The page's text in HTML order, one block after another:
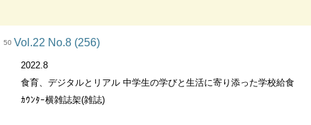
50 Vol.22 No.8 (256)
2022.8
食育、デジタルとリアル 中学生の学びと生活に寄り添った学校給食
ｶｳﾝﾀｰ横雑誌架(雑誌)